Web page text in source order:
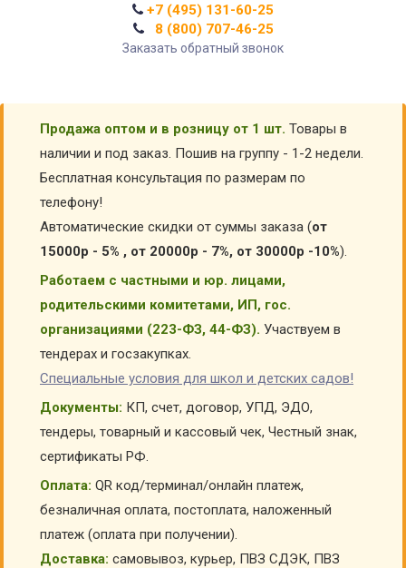
+7 (495) 131-60-25
8 (800) 707-46-25
Заказать обратный звонок
Продажа оптом и в розницу от 1 шт. Товары в
наличии и под заказ. Пошив на группу - 1-2 недели.
Бесплатная консультация по размерам по
телефону!
Автоматические скидки от суммы заказа (от
15000р - 5% , от 20000р - 7%, от 30000р -10%).
Работаем с частными и юр. лицами,
родительскими комитетами, ИП, гос.
организациями (223-ФЗ, 44-ФЗ). Участвуем в
тендерах и госзакупках.
Специальные условия для школ и детских садов!
Документы: КП, счет, договор, УПД, ЭДО,
тендеры, товарный и кассовый чек, Честный знак,
сертификаты РФ.
Оплата: QR код/терминал/онлайн платеж,
безналичная оплата, постоплата, наложенный
платеж (оплата при получении).
Доставка: самовывоз, курьер, ПВЗ СДЭК, ПВЗ